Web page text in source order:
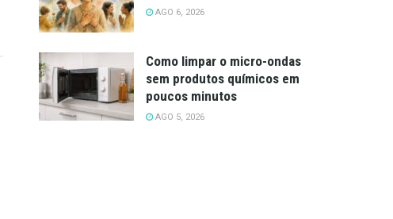
AGO 6, 2026
Como limpar o micro-ondas
sem produtos químicos em
poucos minutos
AGO 5, 2026